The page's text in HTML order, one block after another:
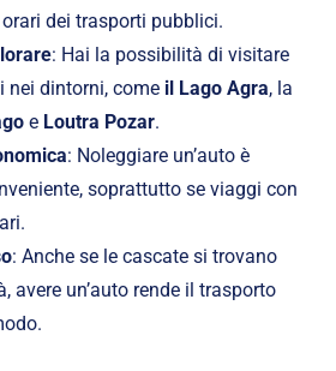
dei trasporti pubblici.
: Hai la possibilità di visitare
nei dintorni, come il Lago Agra, la
e Loutra Pozar.
: Noleggiare un’auto è
soprattutto se viaggi con
: Anche se le cascate si trovano
avere un’auto rende il trasporto